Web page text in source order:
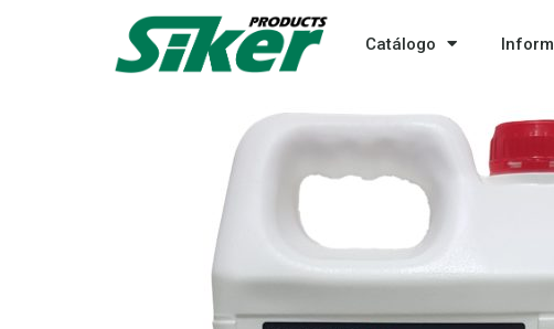
Catálogo